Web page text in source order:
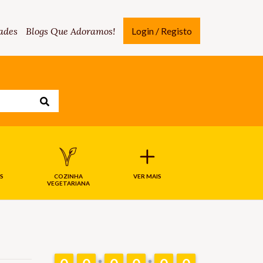
Blogs Que Adoramos! Login / Registo
COZINHA
VEGETARIANA
VER MAIS